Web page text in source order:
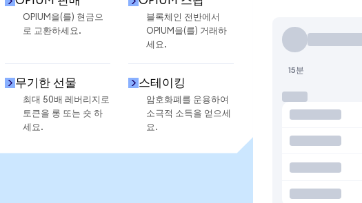
OPIUM을(를) 현금으
로 교환하세요.
블록체인 전반에서
OPIUM을(를) 거래하
세요.
무기한 선물
최대 50배 레버리지로
토큰을 롱 또는 숏 하
세요.
스테이킹
암호화폐를 운용하여
소극적 소득을 얻으세
요.
15분